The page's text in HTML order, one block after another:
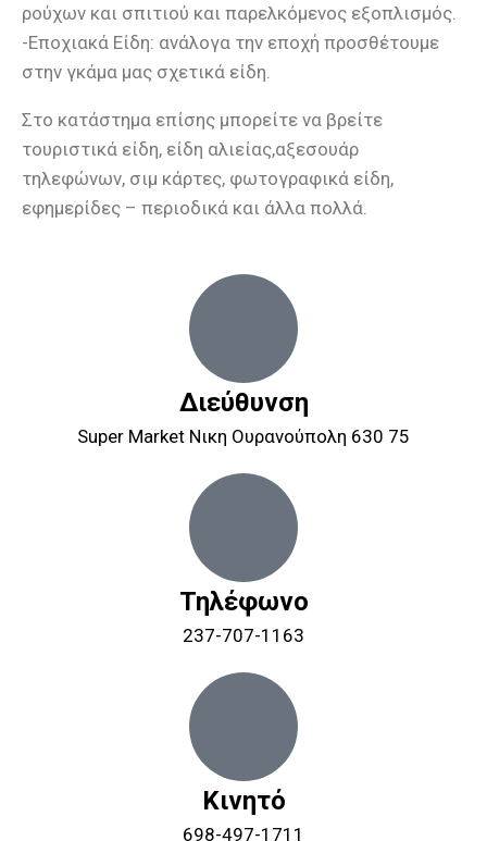
ρούχων και σπιτιού και παρελκόμενος εξοπλισμός.
-Εποχιακά Είδη: ανάλογα την εποχή προσθέτουμε
στην γκάμα μας σχετικά είδη.
Στο κατάστημα επίσης μπορείτε να βρείτε
τουριστικά είδη, είδη αλιείας,αξεσουάρ
τηλεφώνων, σιμ κάρτες, φωτογραφικά είδη,
εφημερίδες – περιοδικά και άλλα πολλά.
Διεύθυνση
Super Market Νικη Ουρανούπολη 630 75
Τηλέφωνο
237-707-1163
Κινητό
698-497-1711